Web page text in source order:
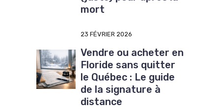
mort
23 FÉVRIER 2026
Vendre ou acheter en
Floride sans quitter
le Québec : Le guide
de la signature à
distance